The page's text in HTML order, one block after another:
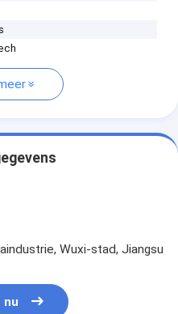
Wuxi-stad, Jiangsu
nu